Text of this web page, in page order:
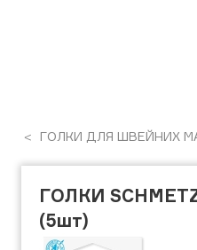
ГОЛКИ ДЛЯ ШВЕЙНИХ МАШИН,
ГОЛКИ
(5шт)